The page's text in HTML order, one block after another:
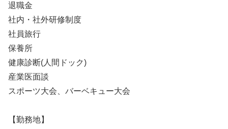
退職金
社内・社外研修制度
社員旅行
保養所
健康診断(人間ドック)
産業医面談
スポーツ大会、バーベキュー大会
【勤務地】